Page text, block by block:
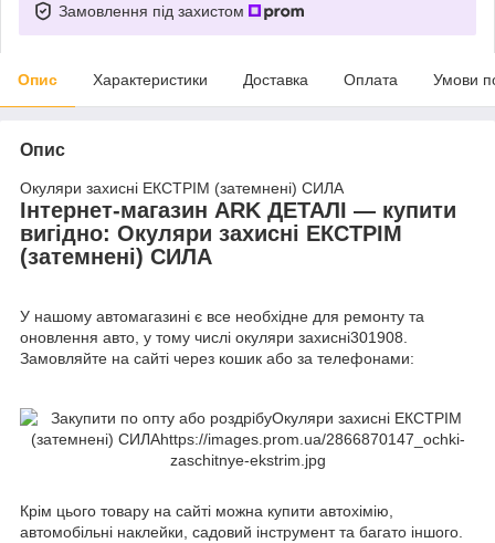
Замовлення під захистом
Опис Характеристики Доставка Оплата Умови
Опис
Окуляри захисні ЕКСТРІМ (затемнені) СИЛА
Інтернет-магазин ARK ДЕТАЛІ — купити
вигідно: Окуляри захисні ЕКСТРІМ
(затемнені) СИЛА
У нашому автомагазині є все необхідне для ремонту та
оновлення авто, у тому числі окуляри захисні301908.
Замовляйте на сайті через кошик або за телефонами:
Крім цього товару на сайті можна купити автохімію,
автомобільні наклейки, садовий інструмент та багато іншого.